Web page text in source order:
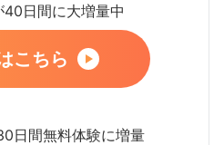
40日間に大増量中
こちら
日間無料体験に増量